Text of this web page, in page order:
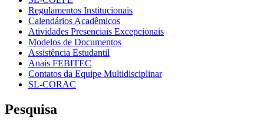
Regulamentos Institucionais
Calendários Acadêmicos
Atividades Presenciais Excepcionais
Modelos de Documentos
Assistência Estudantil
Anais FEBITEC
Contatos da Equipe Multidisciplinar
SL-CORAC
Pesquisa